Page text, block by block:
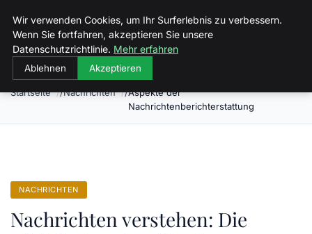
Malzminden
Startseite Nachrichten
Nachrichten verstehen: Die wichtigsten
Aspekte der
Nachrichtenberichterstattung
NACHRICHTEN
Nachrichten verstehen: Die
Wir verwenden Cookies, um Ihr Surferlebnis zu verbessern.
Wenn Sie fortfahren, akzeptieren Sie unsere
Datenschutzrichtlinie. Mehr erfahren
Ablehnen Akzeptieren